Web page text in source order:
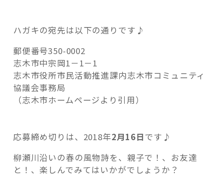
ハガキの宛先は以下の通りです♪
郵便番号350-0002
志木市中宗岡1－1－1
志木市役所市民活動推進課内志木市コミュニティ
協議会事務局
（志木市ホームページより引用）
応募締め切りは、2018年2月16日です♪
柳瀬川沿いの春の風物詩を、親子で！、お友達
と！、楽しんでみてはいかがでしょうか？